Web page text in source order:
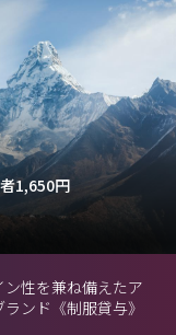
1,650円
性を兼ね備えたア
ンド《制服貸与》